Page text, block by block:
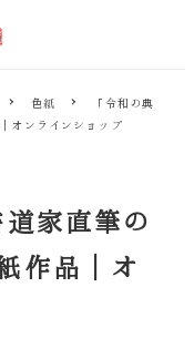
色紙
「令和の典
オンラインショップ
道家直筆の
作品｜オ